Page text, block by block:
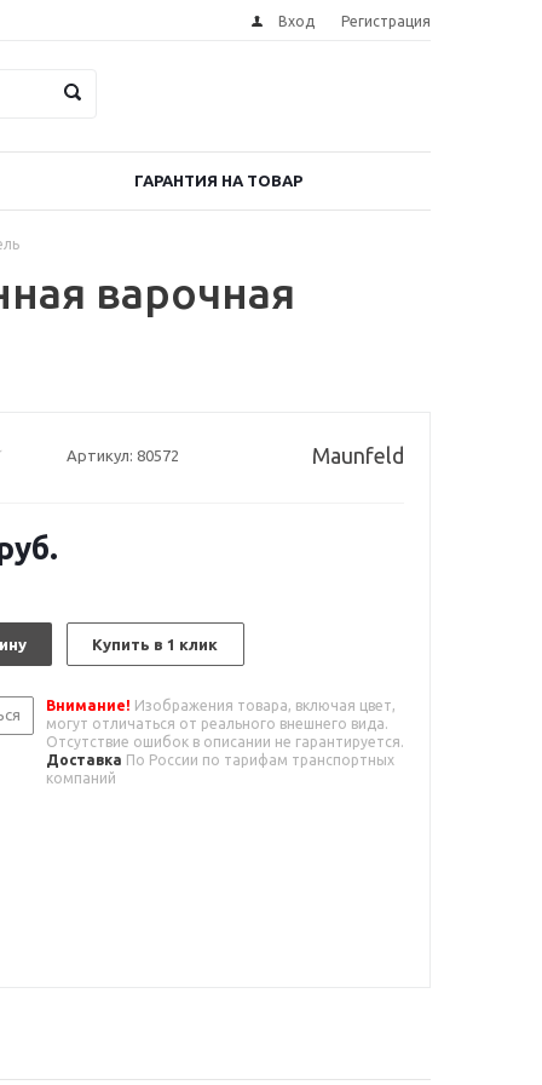
Вход Регистрация
ГАРАНТИЯ НА ТОВАР
варочная
Артикул: 80572 Maunfeld
Купить в 1 клик
Внимание! Изображения товара, включая цвет,
могут отличаться от реального внешнего вида.
Отсутствие ошибок в описании не гарантируется.
Доставка По России по тарифам транспортных
компаний